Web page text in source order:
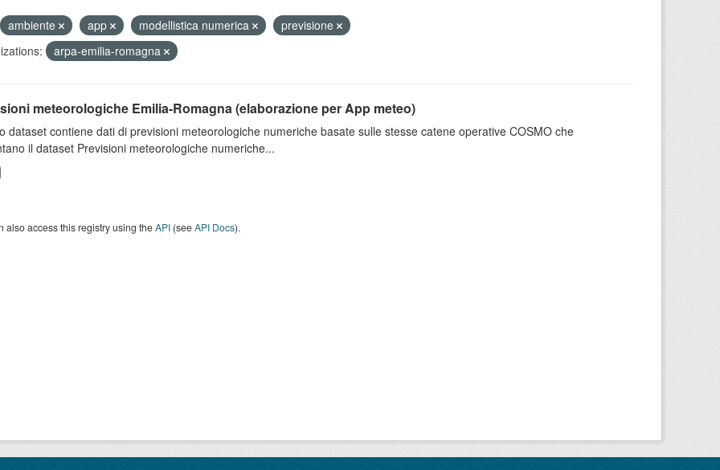
ambiente app modellistica numerica
previsione
arpa-emilia-romagna
meteorologiche Emilia-Romagna (elaborazione per App meteo)
dataset contiene dati di previsioni meteorologiche numeriche basate sulle stesse catene operative COSMO che
il dataset Previsioni meteorologiche numeriche...
also access this registry using theAPI(seeAPI Docs).